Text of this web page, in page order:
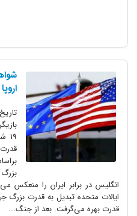
19
بزرگ
انگلیس در برابر ایران را منعکس
ایالات متحده تبدیل به قدرت بزرگ
قدرت بهره می‌گرفت. بعد از جنگ...